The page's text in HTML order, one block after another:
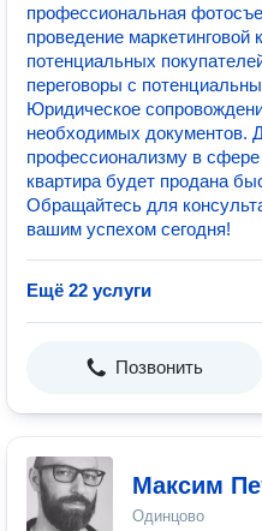
профессиональная
проведение
потенциальных
переговоры с
Юридическое
необходимых документов.
профессионализму в
квартира будет продана
Обращайтесь для
вашим успехом сегодня!
Ещё 22 услуги
Позвонить
Максим
Одинцово